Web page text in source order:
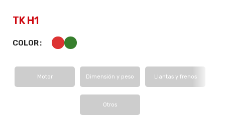
TK H1
COLOR
Motor Dimensión y peso Llantas y frenos
Otros